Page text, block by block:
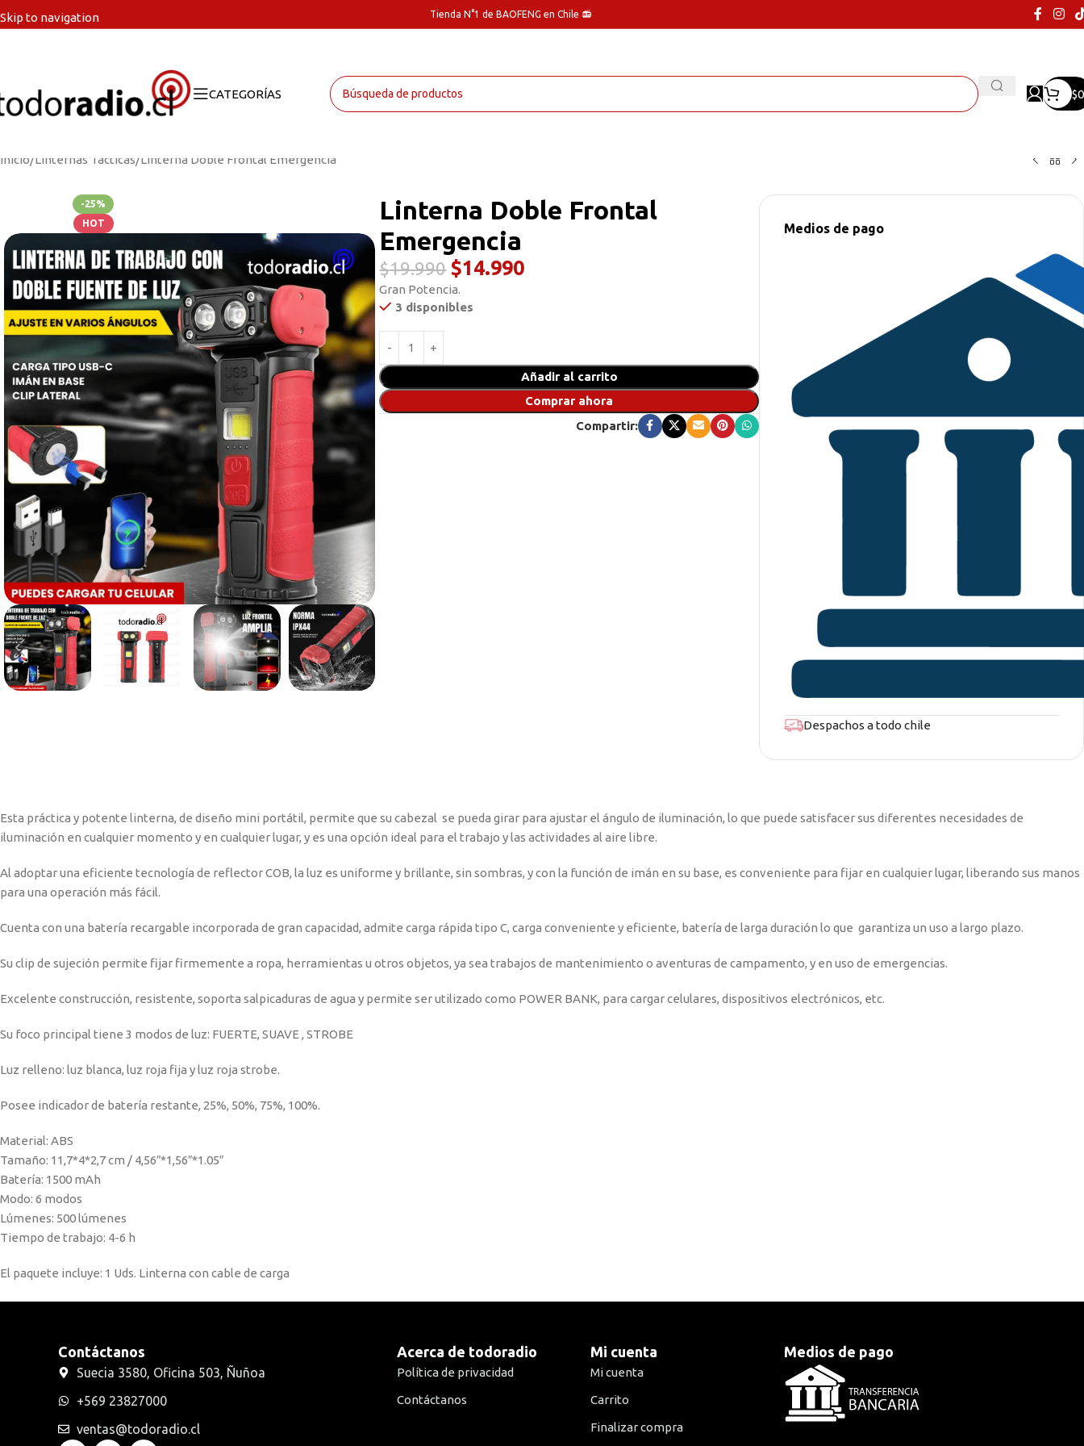
Skip to navigation
Tienda N°1 de BAOFENG en Chile 📻
CATEGORÍAS $0
Inicio Linternas Tácticas Linterna Doble Frontal Emergencia
-25%
HOT
Linterna Doble Frontal
Emergencia
$19.990 $14.990
Gran Potencia.
3 disponibles
Añadir al carrito
Comprar ahora
Compartir:
Medios de pago
Despachos a todo chile
Esta práctica y potente linterna, de diseño mini portátil, permite que su cabezal se pueda girar para ajustar el ángulo de iluminación, lo que puede satisfacer sus diferentes necesidades de
iluminación en cualquier momento y en cualquier lugar, y es una opción ideal para el trabajo y las actividades al aire libre.
Al adoptar una eficiente tecnología de reflector COB, la luz es uniforme y brillante, sin sombras, y con la función de imán en su base, es conveniente para fijar en cualquier lugar, liberando sus manos
para una operación más fácil.
Cuenta con una batería recargable incorporada de gran capacidad, admite carga rápida tipo C, carga conveniente y eficiente, batería de larga duración lo que garantiza un uso a largo plazo.
Su clip de sujeción permite fijar firmemente a ropa, herramientas u otros objetos, ya sea trabajos de mantenimiento o aventuras de campamento, y en uso de emergencias.
Excelente construcción, resistente, soporta salpicaduras de agua y permite ser utilizado como POWER BANK, para cargar celulares, dispositivos electrónicos, etc.
Su foco principal tiene 3 modos de luz: FUERTE, SUAVE , STROBE
Luz relleno: luz blanca, luz roja fija y luz roja strobe.
Posee indicador de batería restante, 25%, 50%, 75%, 100%.
Material: ABS
Tamaño: 11,7*4*2,7 cm / 4,56″*1,56″*1.05″
Batería: 1500 mAh
Modo: 6 modos
Lúmenes: 500 lúmenes
Tiempo de trabajo: 4-6 h
El paquete incluye: 1 Uds. Linterna con cable de carga
Contáctanos
Suecia 3580, Oficina 503, Ñuñoa
+569 23827000
ventas@todoradio.cl
Acerca de todoradio
Política de privacidad
Contáctanos
Mi cuenta
Mi cuenta
Carrito
Finalizar compra
Medios de pago